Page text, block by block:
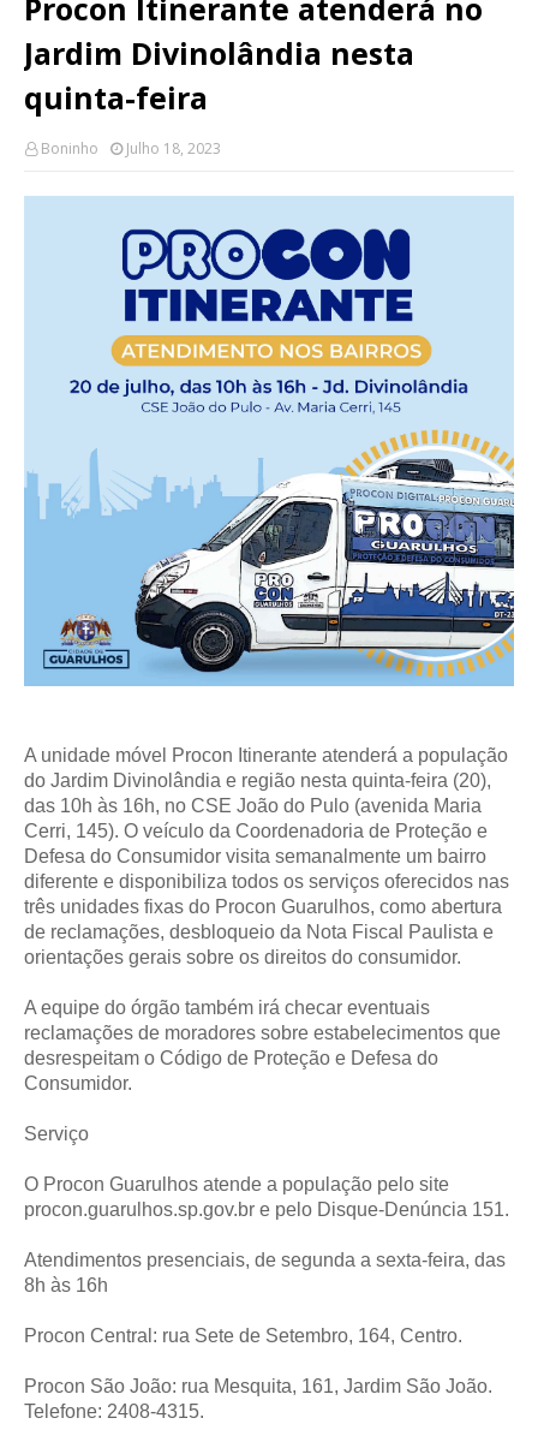
Procon Itinerante atenderá no
Jardim Divinolândia nesta
quinta-feira
Boninho Julho 18, 2023
A unidade móvel Procon Itinerante atenderá a população
do Jardim Divinolândia e região nesta quinta-feira (20),
das 10h às 16h, no CSE João do Pulo (avenida Maria
Cerri, 145). O veículo da Coordenadoria de Proteção e
Defesa do Consumidor visita semanalmente um bairro
diferente e disponibiliza todos os serviços oferecidos nas
três unidades fixas do Procon Guarulhos, como abertura
de reclamações, desbloqueio da Nota Fiscal Paulista e
orientações gerais sobre os direitos do consumidor.
A equipe do órgão também irá checar eventuais
reclamações de moradores sobre estabelecimentos que
desrespeitam o Código de Proteção e Defesa do
Consumidor.
Serviço
O Procon Guarulhos atende a população pelo site
procon.guarulhos.sp.gov.br e pelo Disque-Denúncia 151.
Atendimentos presenciais, de segunda a sexta-feira, das
8h às 16h
Procon Central: rua Sete de Setembro, 164, Centro.
Procon São João: rua Mesquita, 161, Jardim São João.
Telefone: 2408-4315.